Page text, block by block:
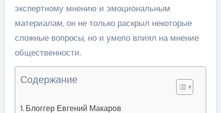
экспертному мнению и эмоциональным
материалам, он не только раскрыл некоторые
сложные вопросы, но и умело влиял на мнение
общественности.
Содержание
Блоггер Евгений Макаров